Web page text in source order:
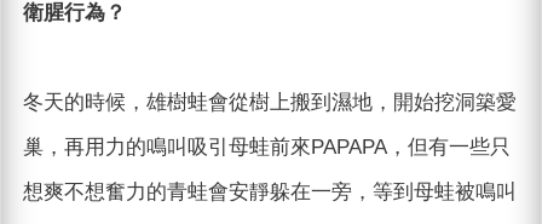
衛腥行為？
冬天的時候，雄樹蛙會從樹上搬到濕地，開始挖洞築愛
巢，再用力的鳴叫吸引母蛙前來PAPAPA，但有一些只
想爽不想奮力的青蛙會安靜躲在一旁，等到母蛙被鳴叫